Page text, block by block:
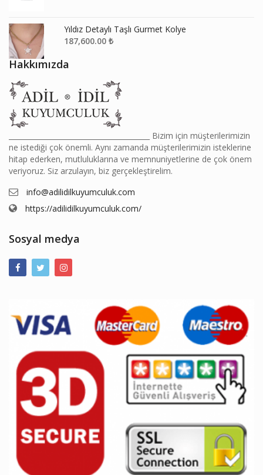
Yıldız Detaylı Taşlı Gurmet Kolye
187,600.00 ₺
Hakkımızda
________________________________________ Bizim için müşterilerimizin
ne istediği çok önemli. Aynı zamanda müşterilerimizin isteklerine
hitap ederken, mutluluklarına ve memnuniyetlerine de çok önem
veriyoruz. Siz arzulayın, biz gerçekleştirelim.
info@adilidilkuyumculuk.com
https://adilidilkuyumculuk.com/
Sosyal medya